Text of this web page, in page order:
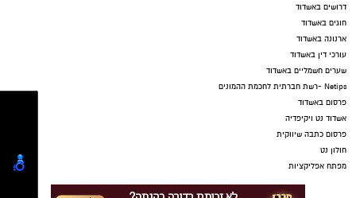
דרושים באשדוד
חוגים באשדוד
ארנונה באשדוד
עורכי דין באשדוד
שערים חשמליים באשדוד
Netips -רשת חברתית לחכמת ההמונים
פרסום באשדוד
אשדוד נט ויקיפדיה
פרסום כתבה שיווקית
חולון נט
מפתח אפליקציות